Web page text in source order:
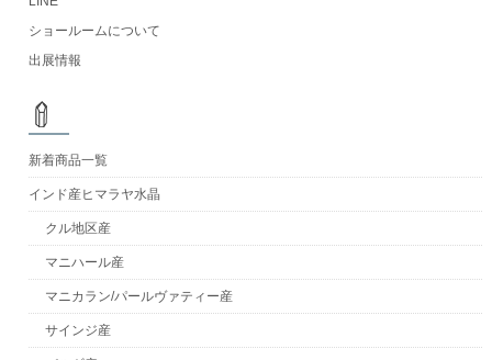
ショールームについて
出展情報
新着商品一覧
インド産ヒマラヤ水晶
クル地区産
マニハール産
マニカラン/パールヴァティー産
サインジ産